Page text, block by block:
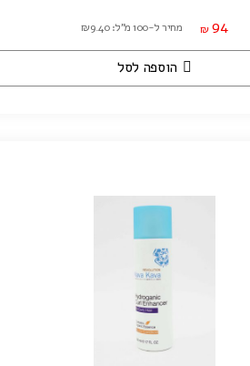
₪ 94 מחיר ל-100 מ"ל: ₪9.40
הוספה לסל